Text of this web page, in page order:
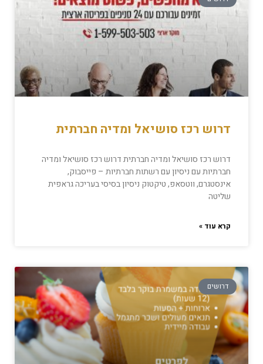
דרוש רכז סושיאל ומדיה חברתית
דרוש רכז סושיאל ומדיה חברתית דרוש רכז סושיאל ומדיה
חברתיות עם ניסיון עם רשתות חברתיות – פייסבוק,
אינסטגרם, ווטסאפ, טיקטוק ניסיון בסיסי בעריכה גראפית
שליטה
קרא עוד »
דרושים